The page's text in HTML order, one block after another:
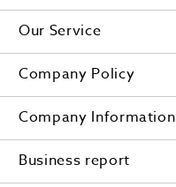
Our Service
Company Policy
Company Information
Business report